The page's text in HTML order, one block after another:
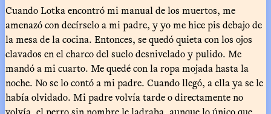
Cuando Lotka encontró mi manual de los muertos, me
amenazó con decírselo a mi padre, y yo me hice pis debajo de
la mesa de la cocina. Entonces, se quedó quieta con los ojos
clavados en el charco del suelo desnivelado y pulido. Me
mandó a mi cuarto. Me quedé con la ropa mojada hasta la
noche. No se lo contó a mi padre. Cuando llegó, a ella ya se le
había olvidado. Mi padre volvía tarde o directamente no